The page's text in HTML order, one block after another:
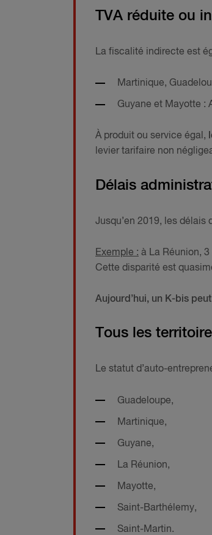
TVA réduite ou
La fiscalité indirecte est
Martinique,
Guyane et Mayotte :
À produit ou service égal,
levier tarifaire non
Délais
Jusqu’en 2019, les délais
Exemple : à La Réunion,
Cette disparité est
Aujourd’hui, un K-bis
Tous les
Le statut d’auto-
Guadeloupe,
Martinique,
Guyane,
La Réunion,
Mayotte,
Saint-Barthélemy,
Saint-Martin.